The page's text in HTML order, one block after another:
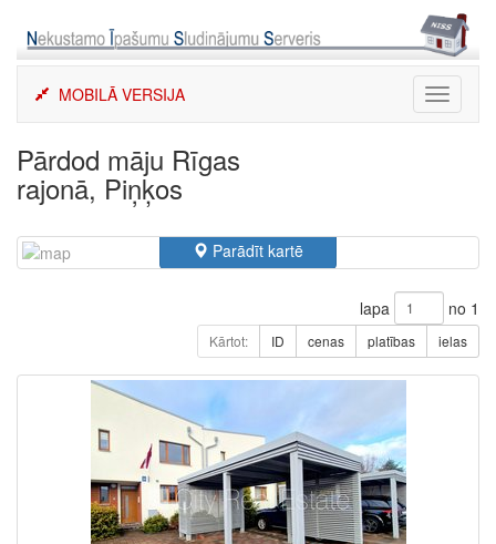
content
Toggle
MOBILĀ VERSIJA
Pārdod māju Rīgas
rajonā, Piņķos
Parādīt kartē
lapa no 1
Kārtot: ID cenas platības ielas